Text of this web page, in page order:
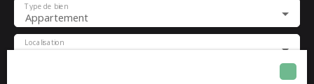
ACCUEIL
Appartement
Type de bien
Montrouge (92120)
Localisation